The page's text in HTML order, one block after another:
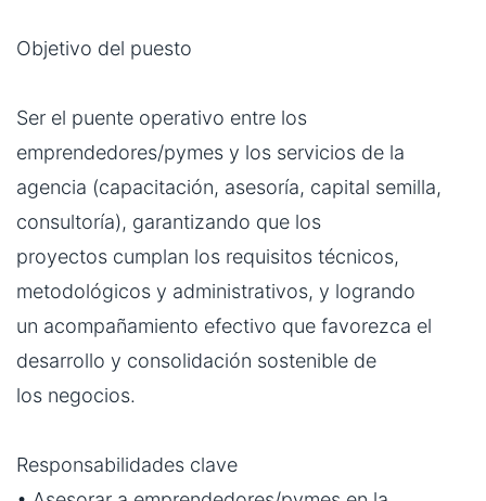
Objetivo del puesto
Ser el puente operativo entre los
emprendedores/pymes y los servicios de la
agencia (capacitación, asesoría, capital semilla,
consultoría), garantizando que los
proyectos cumplan los requisitos técnicos,
metodológicos y administrativos, y logrando
un acompañamiento efectivo que favorezca el
desarrollo y consolidación sostenible de
los negocios.
Responsabilidades clave